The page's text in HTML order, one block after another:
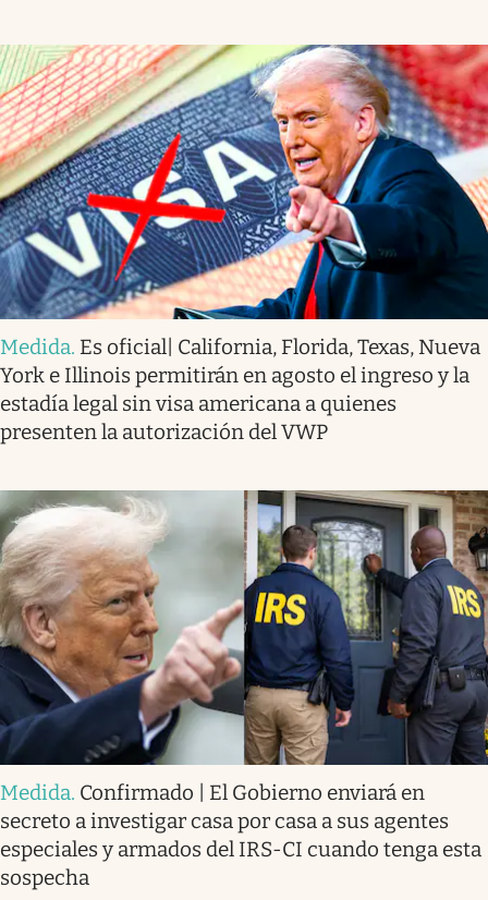
Medida. Es oficial| California, Florida, Texas, Nueva
York e Illinois permitirán en agosto el ingreso y la
estadía legal sin visa americana a quienes
presenten la autorización del VWP
Medida. Confirmado | El Gobierno enviará en
secreto a investigar casa por casa a sus agentes
especiales y armados del IRS-CI cuando tenga esta
sospecha